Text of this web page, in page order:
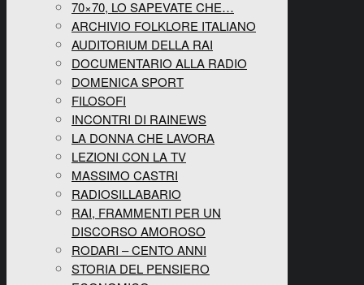
70×70, LO SAPEVATE CHE…
ARCHIVIO FOLKLORE ITALIANO
AUDITORIUM DELLA RAI
DOCUMENTARIO ALLA RADIO
DOMENICA SPORT
FILOSOFI
INCONTRI DI RAINEWS
LA DONNA CHE LAVORA
LEZIONI CON LA TV
MASSIMO CASTRI
RADIOSILLABARIO
RAI, FRAMMENTI PER UN
DISCORSO AMOROSO
RODARI – CENTO ANNI
STORIA DEL PENSIERO